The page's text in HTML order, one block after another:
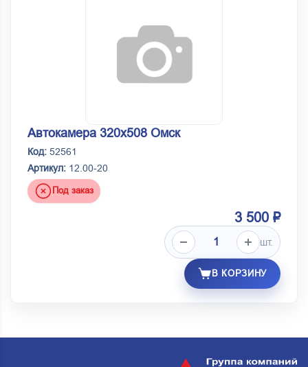
Автокамера 320х508 Омск
Код: 52561
Артикул: 12.00-20
Под заказ
3 500 ₽
шт.
В КОРЗИНУ